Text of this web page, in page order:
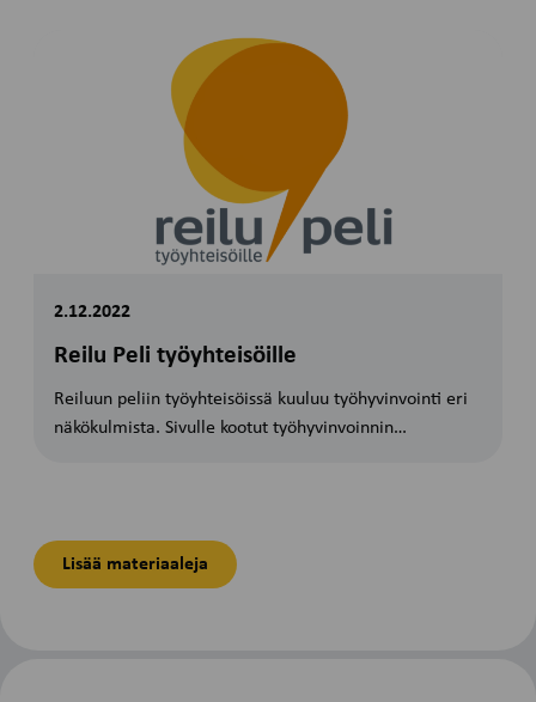
2.12.2022
Reilu Peli työyhteisöille
Reiluun peliin työyhteisöissä kuuluu työhyvinvointi eri
näkökulmista. Sivulle kootut työhyvinvoinnin…
Lisää materiaaleja